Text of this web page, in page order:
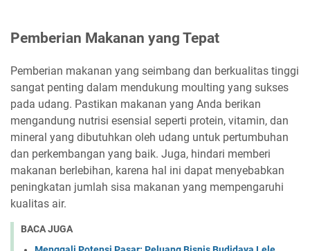
Pemberian Makanan yang Tepat
Pemberian makanan yang seimbang dan berkualitas tinggi
sangat penting dalam mendukung moulting yang sukses
pada udang. Pastikan makanan yang Anda berikan
mengandung nutrisi esensial seperti protein, vitamin, dan
mineral yang dibutuhkan oleh udang untuk pertumbuhan
dan perkembangan yang baik. Juga, hindari memberi
makanan berlebihan, karena hal ini dapat menyebabkan
peningkatan jumlah sisa makanan yang mempengaruhi
kualitas air.
BACA JUGA